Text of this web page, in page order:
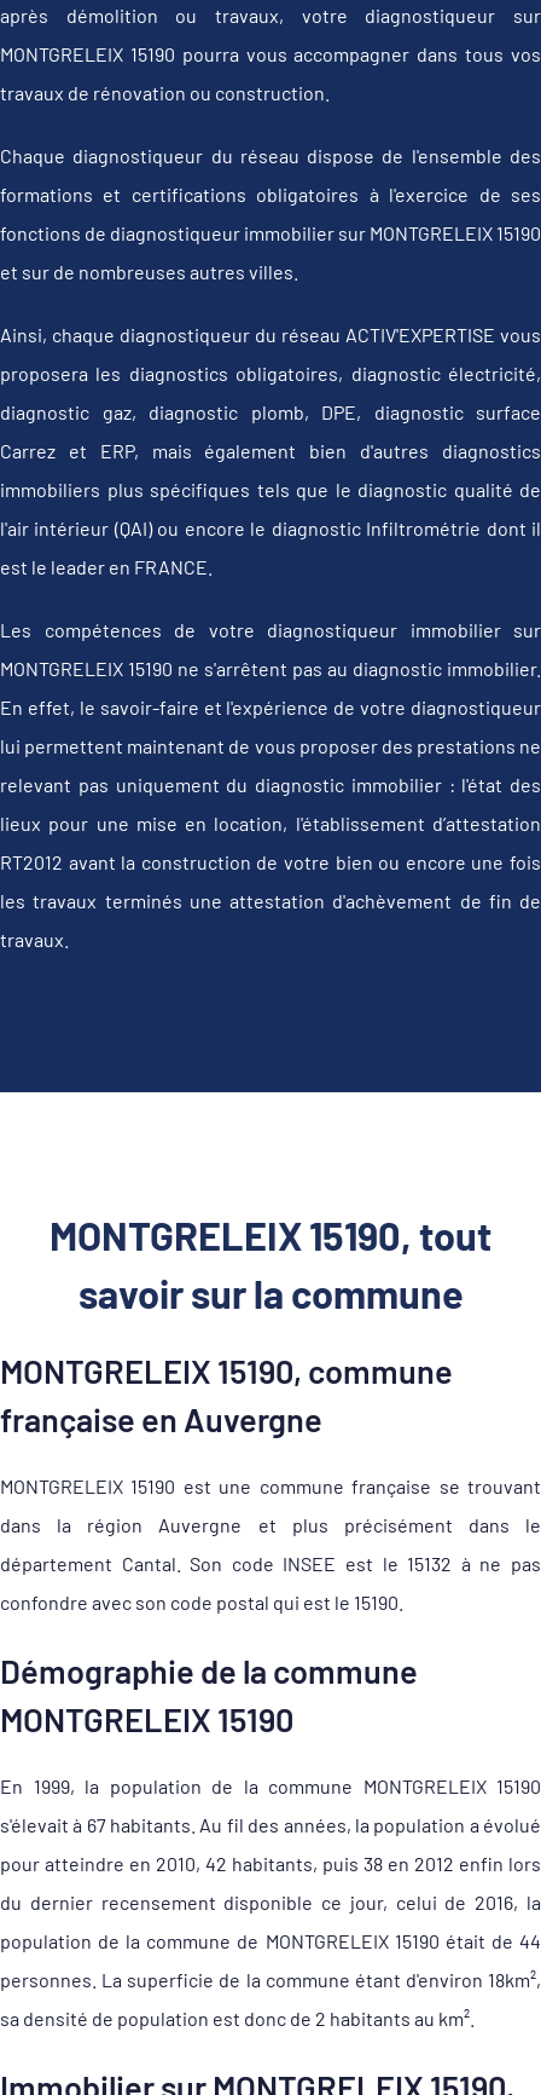
après démolition ou travaux, votre diagnostiqueur sur
MONTGRELEIX 15190 pourra vous accompagner dans tous vos
travaux de rénovation ou construction.
Chaque diagnostiqueur du réseau dispose de l'ensemble des
formations et certifications obligatoires à l'exercice de ses
fonctions de diagnostiqueur immobilier sur MONTGRELEIX 15190
et sur de nombreuses autres villes.
Ainsi, chaque diagnostiqueur du réseau ACTIV'EXPERTISE vous
proposera les diagnostics obligatoires, diagnostic électricité,
diagnostic gaz, diagnostic plomb, DPE, diagnostic surface
Carrez et ERP, mais également bien d'autres diagnostics
immobiliers plus spécifiques tels que le diagnostic qualité de
l'air intérieur (QAI) ou encore le diagnostic Infiltrométrie dont il
est le leader en FRANCE.
Les compétences de votre diagnostiqueur immobilier sur
MONTGRELEIX 15190 ne s'arrêtent pas au diagnostic immobilier.
En effet, le savoir-faire et l'expérience de votre diagnostiqueur
lui permettent maintenant de vous proposer des prestations ne
relevant pas uniquement du diagnostic immobilier : l'état des
lieux pour une mise en location, l'établissement d’attestation
RT2012 avant la construction de votre bien ou encore une fois
les travaux terminés une attestation d'achèvement de fin de
travaux.
MONTGRELEIX 15190, tout
savoir sur la commune
MONTGRELEIX 15190, commune
française en Auvergne
MONTGRELEIX 15190 est une commune française se trouvant
dans la région Auvergne et plus précisément dans le
département Cantal. Son code INSEE est le 15132 à ne pas
confondre avec son code postal qui est le 15190.
Démographie de la commune
MONTGRELEIX 15190
En 1999, la population de la commune MONTGRELEIX 15190
s'élevait à 67 habitants. Au fil des années, la population a évolué
pour atteindre en 2010, 42 habitants, puis 38 en 2012 enfin lors
du dernier recensement disponible ce jour, celui de 2016, la
population de la commune de MONTGRELEIX 15190 était de 44
personnes. La superficie de la commune étant d'environ 18km²,
sa densité de population est donc de 2 habitants au km².
Immobilier sur MONTGRELEIX 15190,